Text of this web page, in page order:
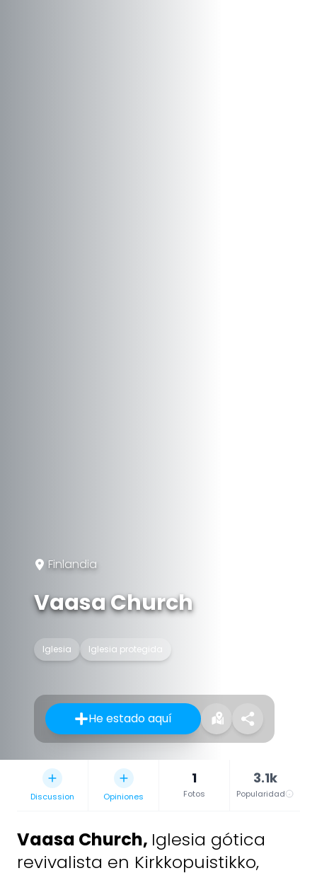
Finlandia
Vaasa Church
Iglesia Iglesia protegida
He estado aquí
Discussion Opiniones
1
Fotos
3.1k
Popularidad
Vaasa Church, Iglesia gótica
revivalista en Kirkkopuistikko,